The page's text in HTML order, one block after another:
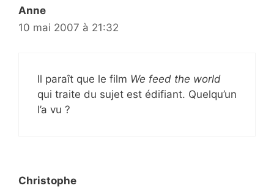
Anne
10 mai 2007 à 21:32
Il paraît que le film We feed the world
qui traite du sujet est édifiant. Quelqu’un
l’a vu ?
Christophe